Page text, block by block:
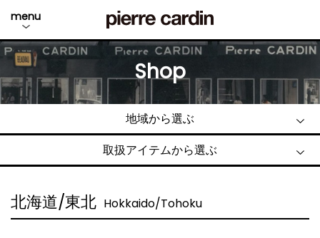
menu
Shop
地域から選ぶ
取扱アイテムから選ぶ
北海道/東北 Hokkaido/Tohoku